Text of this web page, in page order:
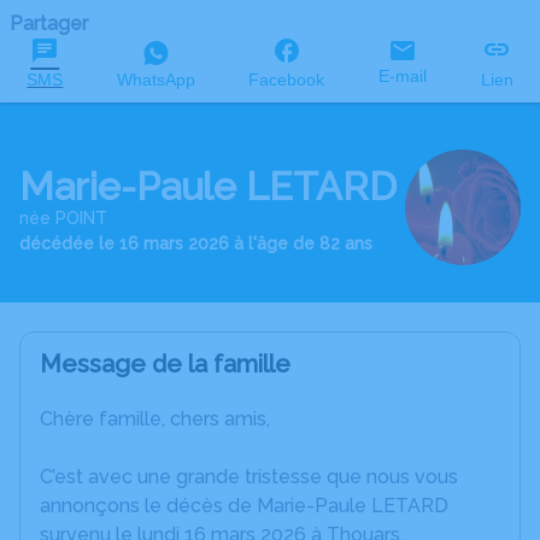
Partager
SMS WhatsApp Facebook E-mail Lien
Marie-Paule LETARD
née POINT
décédée le 16 mars 2026 à l'âge de 82 ans
Message de la famille
Chère famille, chers amis,
C’est avec une grande tristesse que nous vous
annonçons le décès de Marie-Paule LETARD
survenu le lundi 16 mars 2026 à Thouars.